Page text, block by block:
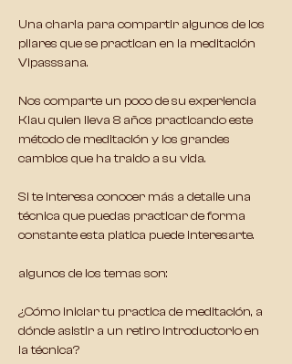
Una charla para compartir algunos de los
pilares que se practican en la meditación
Vipasssana.
Nos comparte un poco de su experiencia
Klau quien lleva 8 años practicando este
método de meditación y los grandes
cambios que ha traido a su vida.
Si te interesa conocer más a detalle una
técnica que puedas practicar de forma
constante esta platica puede interesarte.
algunos de los temas son:
¿Cómo iniciar tu practica de meditación, a
dónde asistir a un retiro introductorio en
la técnica?